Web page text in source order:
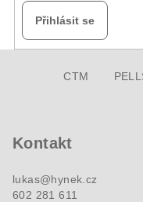
Přihlásit se
CTM
Kontakt
lukas@hynek.cz
602 281 611